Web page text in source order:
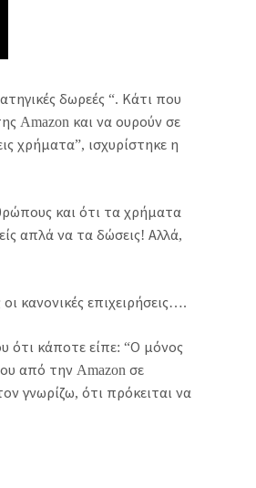
δωρεές “. Κάτι που
Amazon και να ουρούν σε
χρήματα”, ισχυρίστηκε η
και ότι τα χρήματα
απλά να τα δώσεις! Αλλά,
κανονικές επιχειρήσεις….
ότι κάποτε είπε: “Ο μόνος
από την Amazon σε
γνωρίζω, ότι πρόκειται να